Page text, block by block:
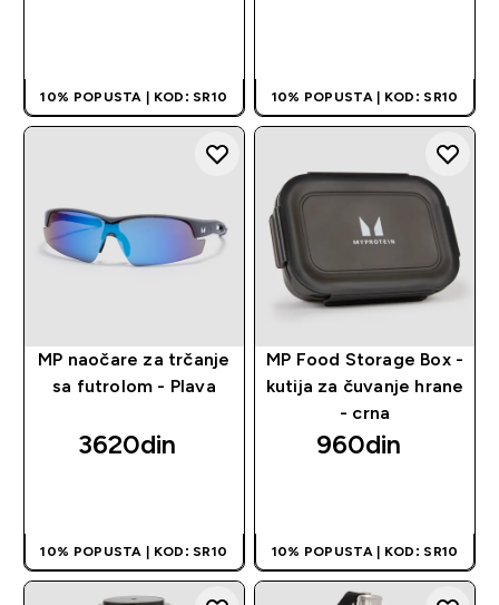
10% POPUSTA | KOD: SR10 10% POPUSTA | KOD: SR10
MP naočare za trčanje
sa futrolom - Plava
3620din‎
10% POPUSTA | KOD: SR10
MP Food Storage Box -
kutija za čuvanje hrane
- crna
960din‎
10% POPUSTA | KOD: SR10